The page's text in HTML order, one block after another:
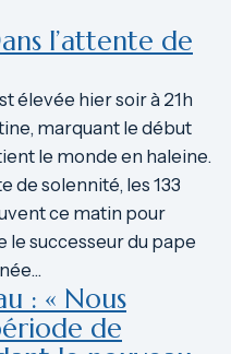
l’attente de
élevée hier soir à 21h
marquant le début
le monde en haleine.
de solennité, les 133
ce matin pour
le successeur du pape
: « Nous
de